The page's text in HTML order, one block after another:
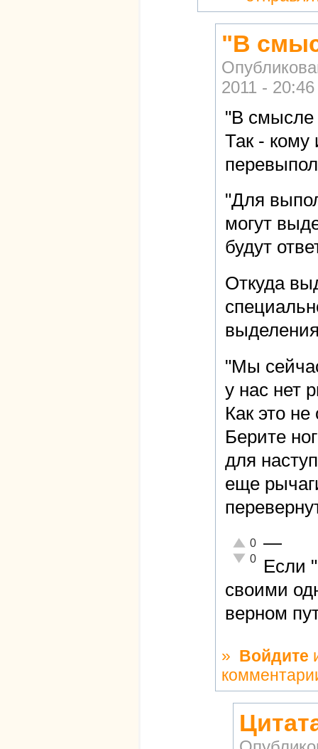
"В
2011 - 20:46
"В смысле
Так - кому
"Для
могут
будут
Откуда
"Мы
у нас нет
Как это
Берите
для
еще
Отлично!
0
Неадекватно!
0
—
Если
своими
верном
» Войдите